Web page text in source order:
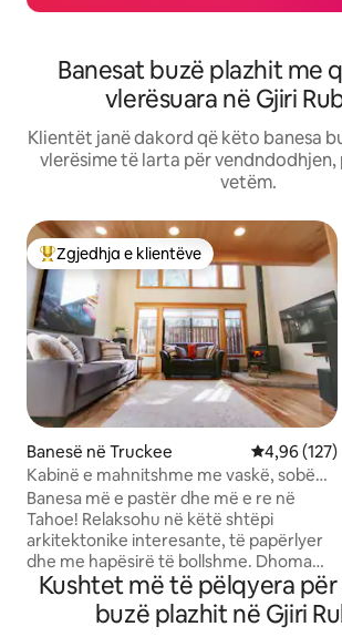
Banesat buzë plazhit me
vlerësuara në Gjiri
Klientët janë dakord që këto banesa
vlerësime të larta për
vetëm.
Më të mirat e zgjedhjeve të klientëve
Zgjedhja e klientëve
Banesë në Truckee Vlerësimi
4,96 (127)
Kabinë e mahnitshme me vaskë, sobë
druri!
Banesa më e pastër dhe më e re në
Tahoe! Relaksohu në këtë shtëpi
arkitektonike interesante, të papërlyer
dhe me hapësirë të bollshme. Dhoma
kryesore e gjumit si spa përfshin një
vaskë të madhe, një dush me pllaka me
dy koka dushi të fuqishme dhe një
Kushtet më të pëlqyera
buzë plazhit në Gjiri